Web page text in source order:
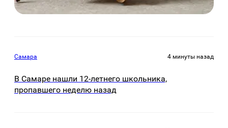
Самара 4 минуты назад
В Самаре нашли 12-летнего школьника,
пропавшего неделю назад